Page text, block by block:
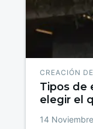
CREACIÓN
Tipos de
elegir el
14